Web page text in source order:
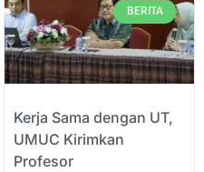
BERITA
Kerja Sama dengan UT,
UMUC Kirimkan
Profesor